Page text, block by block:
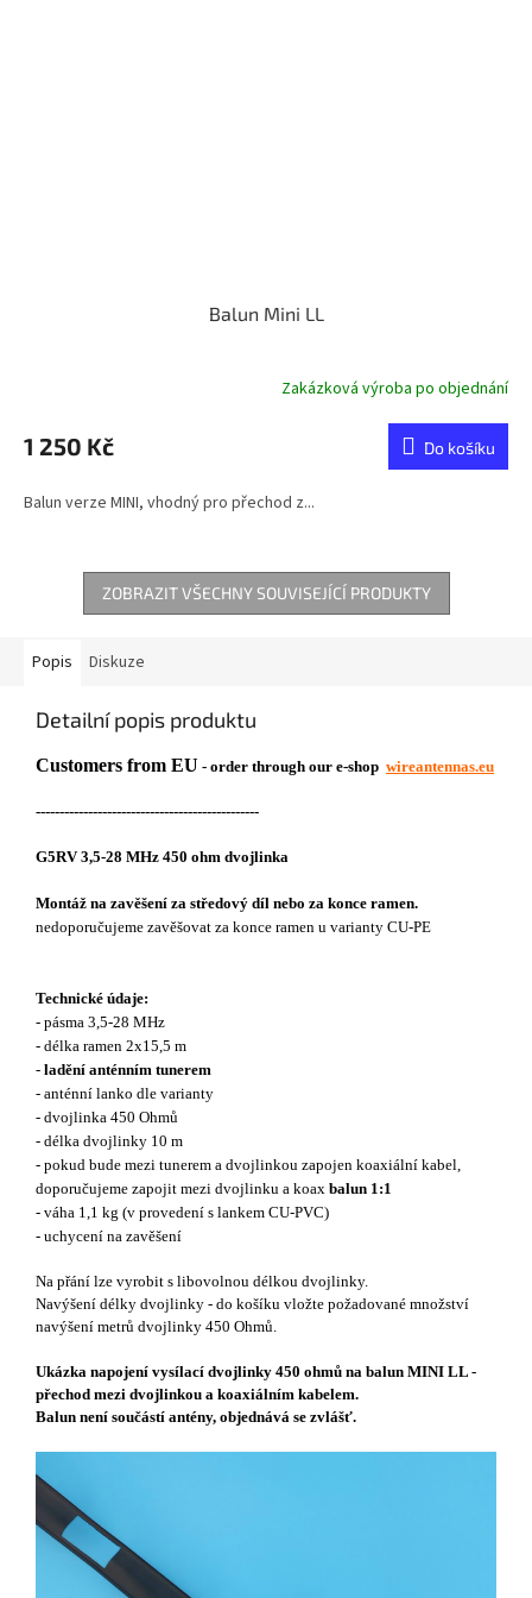
Balun Mini LL
Zakázková výroba po objednání
1 250 Kč Do košíku
Balun verze MINI, vhodný pro přechod z...
ZOBRAZIT VŠECHNY SOUVISEJÍCÍ PRODUKTY
Popis Diskuze
Detailní popis produktu
Customers from EU - order through our e-shop wireantennas.eu
-----------------------------------------------
G5RV 3,5-28 MHz 450 ohm dvojlinka
Montáž na zavěšení za středový díl nebo za konce ramen.
nedoporučujeme zavěšovat za konce ramen u varianty CU-PE
Technické údaje:
- pásma 3,5-28 MHz
- délka ramen 2x15,5 m
- ladění anténním tunerem
- anténní lanko dle varianty
- dvojlinka 450 Ohmů
- délka dvojlinky 10 m
- pokud bude mezi tunerem a dvojlinkou zapojen koaxiální kabel,
doporučujeme zapojit mezi dvojlinku a koax balun 1:1
- váha 1,1 kg (v provedení s lankem CU-PVC)
- uchycení na zavěšení
Na přání lze vyrobit s libovolnou délkou dvojlinky.
Navýšení délky dvojlinky - do košíku vložte požadované množství
navýšení metrů dvojlinky 450 Ohmů.
Ukázka napojení vysílací dvojlinky 450 ohmů na balun MINI LL -
přechod mezi dvojlinkou a koaxiálním kabelem.
Balun není součástí antény, objednává se zvlášť.